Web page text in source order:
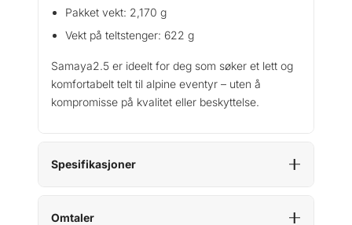
Pakket vekt: 2,170 g
Vekt på teltstenger: 622 g
Samaya2.5 er ideelt for deg som søker et lett og
komfortabelt telt til alpine eventyr – uten å
kompromisse på kvalitet eller beskyttelse.
Spesifikasjoner
Omtaler